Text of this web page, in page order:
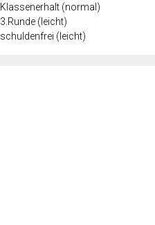
Klassenerhalt (normal)
3.Runde (leicht)
schuldenfrei (leicht)